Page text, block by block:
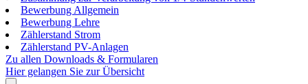
Bewerbung Allgemein
Bewerbung Lehre
Zählerstand Strom
Zählerstand PV-Anlagen
Zu allen Downloads & Formularen
Hier gelangen Sie zur Übersicht